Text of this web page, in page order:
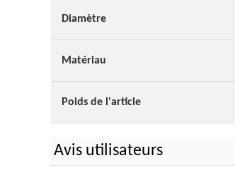
Diamètre
Matériau
Poids de l'article
Avis utilisateurs